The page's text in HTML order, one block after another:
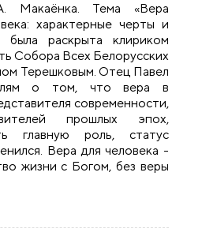
Макаёнка. Тема «Вера
характерные черты и
была раскрыта клириком
Собора Всех Белорусских
Терешковым. Отец Павел
о том, что вера в
современности,
прошлых эпох,
главную роль, статус
Вера для человека -
жизни с Богом, без веры
просветительного клуба